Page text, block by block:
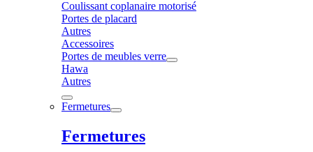
Coulissant coplanaire motorisé
Portes de placard
Autres
Accessoires
Portes de meubles verre
Hawa
Autres
Fermetures
Fermetures